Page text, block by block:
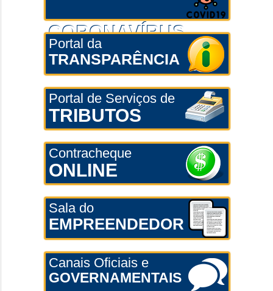
CORONAVÍRUS
Portal da
TRANSPARÊNCIA
Portal de Serviços de
TRIBUTOS
Contracheque
ONLINE
Sala do
EMPREENDEDOR
Canais Oficiais e
GOVERNAMENTAIS